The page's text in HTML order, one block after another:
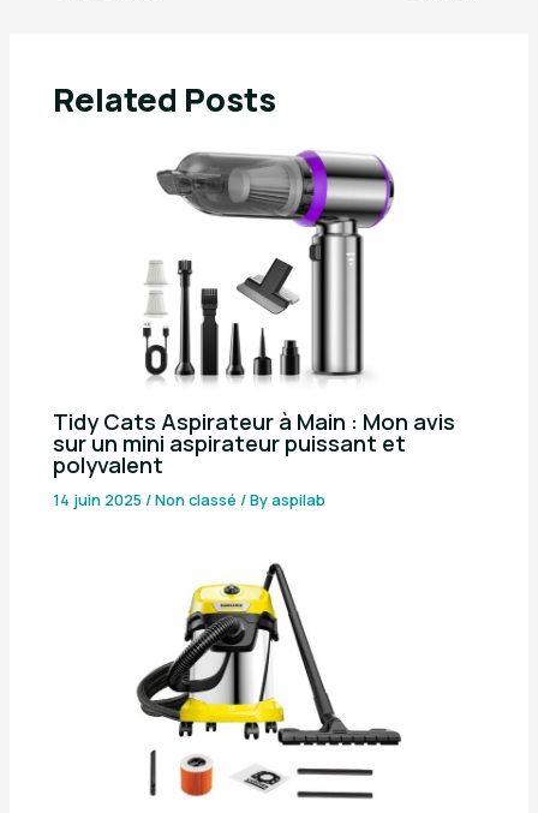
Related Posts
Tidy Cats Aspirateur à Main : Mon avis
sur un mini aspirateur puissant et
polyvalent
14 juin 2025/Non classé / Byaspilab